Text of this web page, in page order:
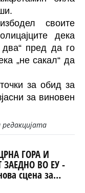
своите
дека
​​пред да го
„не сакал“ да
за обид за
за виновен
ГОРА И
ВО ЕУ -
сцена за